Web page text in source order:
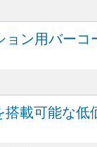
ョン用バー
搭載可能な